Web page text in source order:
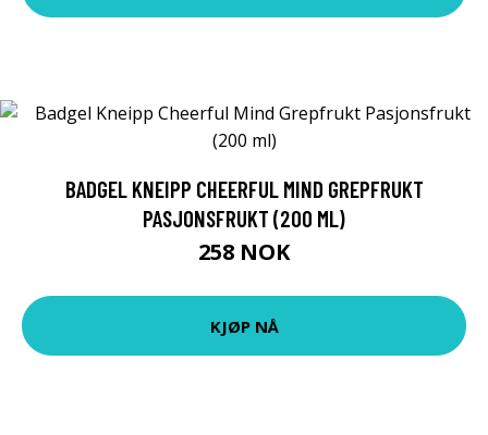
BADGEL KNEIPP CHEERFUL MIND GREPFRUKT
PASJONSFRUKT (200 ML)
258 NOK
KJØP NÅ